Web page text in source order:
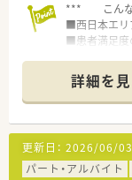
*** こん
■西日本エリ
■患者満足度
■充実した在
ついて1から
■各プロジェ
調剤過誤対
豊富
詳細を
更新日： 2026/06/03
パート・アルバイト